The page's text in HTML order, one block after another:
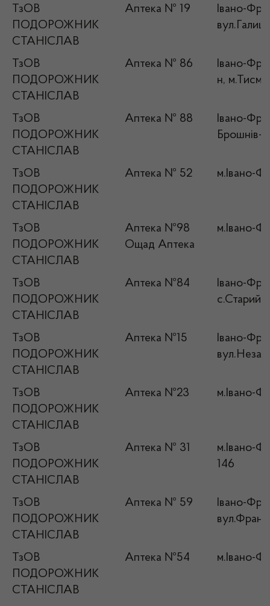
ТзОВ
ПОДОРОЖНИК
СТАНІСЛАВ
Аптека № 19
Івано-
ТзОВ
ПОДОРОЖНИК
СТАНІСЛАВ
Аптека № 86
Івано-
н,
ТзОВ
ПОДОРОЖНИК
СТАНІСЛАВ
Аптека № 88
Івано-
Брошнів-
ТзОВ
ПОДОРОЖНИК
СТАНІСЛАВ
Аптека № 52 м.Івано-
ТзОВ
ПОДОРОЖНИК
СТАНІСЛАВ
Аптека №98
Ощад Аптека
м.Івано-
ТзОВ
ПОДОРОЖНИК
СТАНІСЛАВ
Аптека №84
Івано-
с.Старий
ТзОВ
ПОДОРОЖНИК
СТАНІСЛАВ
Аптека №15
Івано-
ТзОВ
ПОДОРОЖНИК
СТАНІСЛАВ
Аптека №23 м.Івано-
ТзОВ
ПОДОРОЖНИК
СТАНІСЛАВ
Аптека № 31
м.Івано-
146
ТзОВ
ПОДОРОЖНИК
СТАНІСЛАВ
Аптека № 59
Івано-
ТзОВ
ПОДОРОЖНИК
СТАНІСЛАВ
Аптека №54 м.Івано-